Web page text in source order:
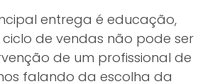
entrega é educação,
de vendas não pode ser
de um profissional de
falando da escolha da